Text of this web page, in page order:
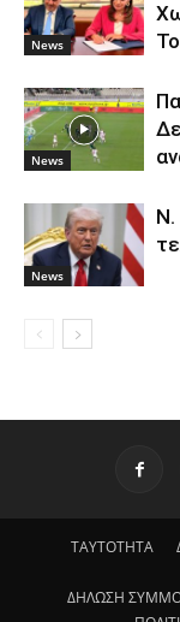
News
News
News
Ν.
ΤΑΥΤΟΤΗΤΑ
ΔΗΛΩΣΗ